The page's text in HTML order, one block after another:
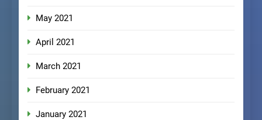
May 2021
April 2021
March 2021
February 2021
January 2021